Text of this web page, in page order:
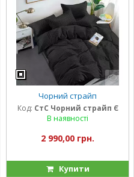
Чорний страйп
Код: СтС Чорний страйп Є
В наявності
2 990,00 грн.
Купити